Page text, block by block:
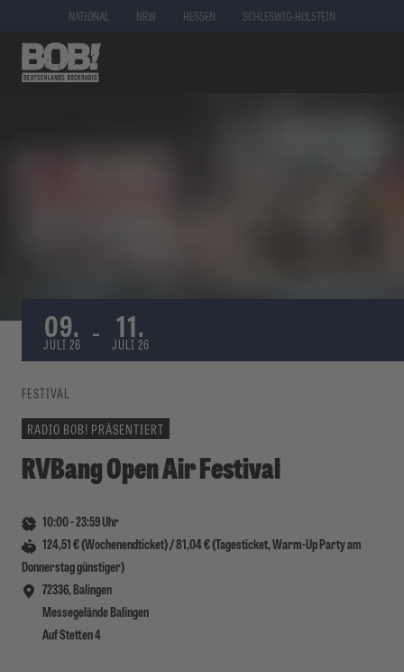
NATIONAL NRW HESSEN SCHLESWIG-HOLSTEIN
09.
JULI 26 - 11.
JULI 26
FESTIVAL
RADIO BOB! PRÄSENTIERT
RVBang Open Air Festival
10:00-23:59Uhr
124,51 € (Wochenendticket) / 81,04 € (Tagesticket, Warm-Up Party am
Donnerstag günstiger)
72336, Balingen
Messegelände Balingen
Auf Stetten 4